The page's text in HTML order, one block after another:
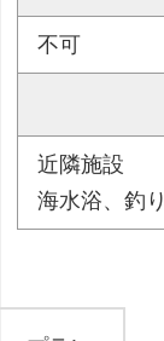
不可
近隣施設
海水浴、釣り